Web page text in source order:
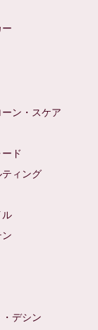
ン・スケア
ド
ィング
ル
デシン